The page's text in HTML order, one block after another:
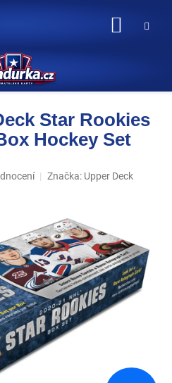
Star Rookies
Hockey Set
Značka: Upper Deck